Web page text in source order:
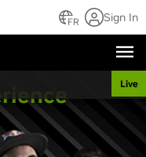
FR Sign In
Live